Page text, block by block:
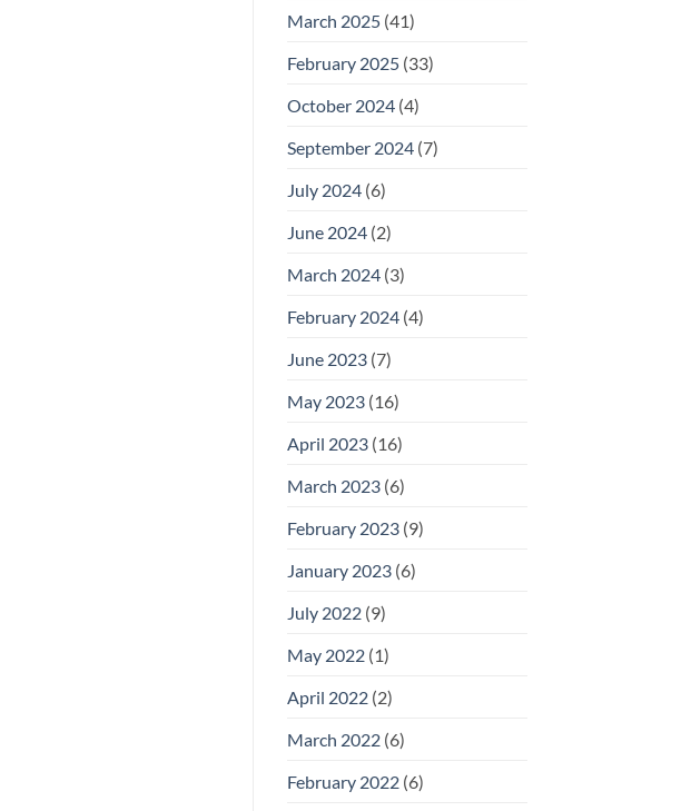
March 2025(41)
February 2025(33)
October 2024(4)
September 2024(7)
July 2024(6)
June 2024(2)
March 2024(3)
February 2024(4)
June 2023(7)
May 2023(16)
April 2023(16)
March 2023(6)
February 2023(9)
January 2023(6)
July 2022(9)
May 2022(1)
April 2022(2)
March 2022(6)
February 2022(6)